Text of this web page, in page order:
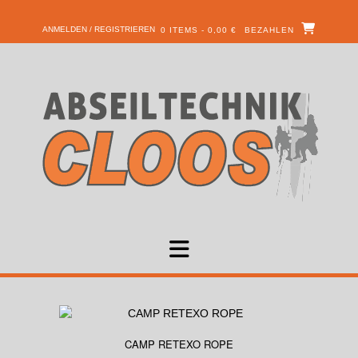
ANMELDEN / REGISTRIEREN 0 ITEMS - 0,00 € BEZAHLEN
CAMP RETEXO ROPE